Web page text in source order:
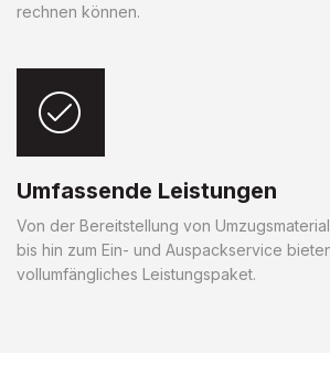
rechnen können.
Umfassende Leistungen
Von der Bereitstellung von
bis hin zum Ein- und Auspackservice
vollumfängliches Leistungspaket.